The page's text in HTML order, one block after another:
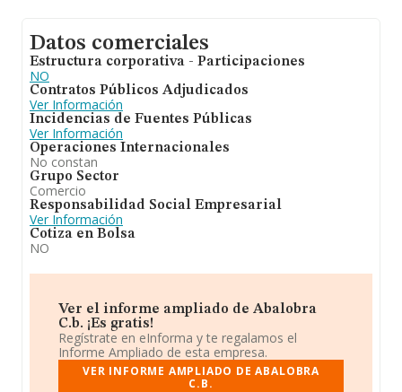
Datos comerciales
Estructura corporativa - Participaciones
NO
Contratos Públicos Adjudicados
Ver Información
Incidencias de Fuentes Públicas
Ver Información
Operaciones Internacionales
No constan
Grupo Sector
Comercio
Responsabilidad Social Empresarial
Ver Información
Cotiza en Bolsa
NO
Ver el informe ampliado de Abalobra
C.b. ¡Es gratis!
Regístrate en eInforma y te regalamos el
Informe Ampliado de esta empresa.
VER INFORME AMPLIADO DE ABALOBRA
C.B.